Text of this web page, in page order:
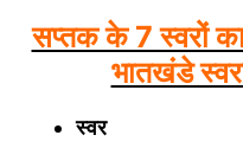
सप्तक के 7 स्वरों का
भातखंडे
स्वर